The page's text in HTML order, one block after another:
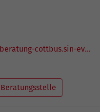
cottbus.sin-ev…